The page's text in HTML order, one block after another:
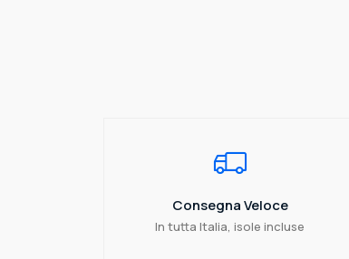
Consegna Veloce
In tutta Italia, isole incluse